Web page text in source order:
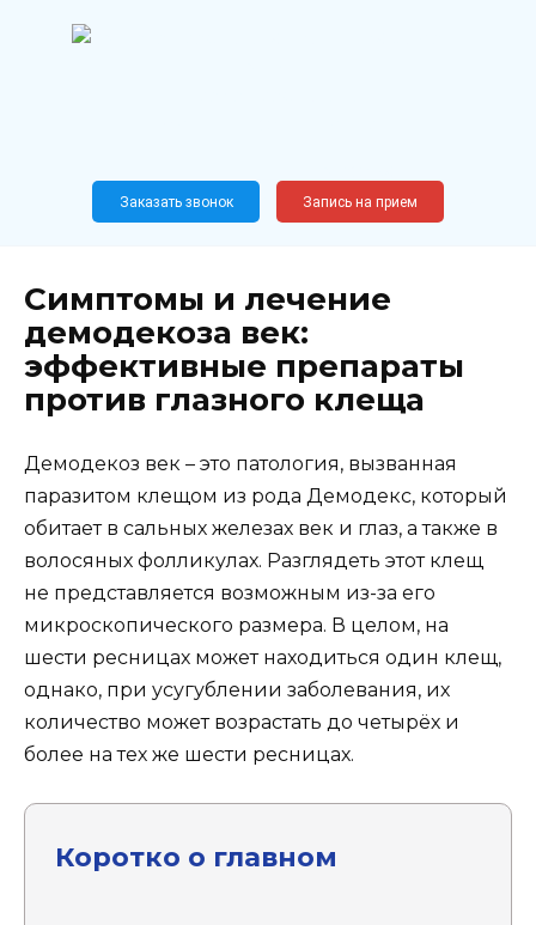
Новослободская, 62, к12
Заказать звонок Запись на прием
Симптомы и лечение
демодекоза век:
эффективные препараты
против глазного клеща
Демодекоз век – это патология, вызванная
паразитом клещом из рода Демодекс, который
обитает в сальных железах век и глаз, а также в
волосяных фолликулах. Разглядеть этот клещ
не представляется возможным из-за его
микроскопического размера. В целом, на
шести ресницах может находиться один клещ,
однако, при усугублении заболевания, их
количество может возрастать до четырёх и
более на тех же шести ресницах.
Коротко о главном